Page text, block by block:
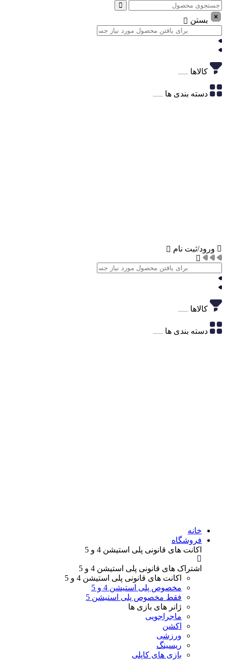
بستن
کالاها
دسته بندی ها
ورود/ثبت نام
کالاها
دسته بندی ها
خانه
فروشگاه
اکانت های قانونی پلی استیشن 4 و 5
اشتراک های قانونی پلی استیشن 4 و 5
اکانت های قانونی پلی استیشن 4 و 5
مخصوص پلی استیشن 4 و 5
فقط مخصوص پلی استیشن 5
ژانر های بازی ها
ماجراجویی
اکشن
ورزشی
ریسینگ
بازی های کاپلی